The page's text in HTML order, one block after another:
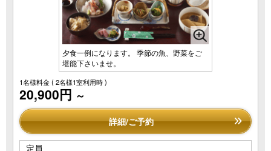
夕食一例になります。 季節の魚、野菜をご
堪能下さいませ。
1名様料金( 2名様1室利用時 )
20,900円 ～
詳細/ご予約
定員